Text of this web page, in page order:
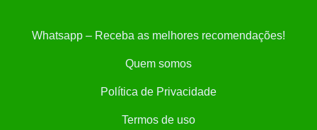
Whatsapp – Receba as melhores recomendações!
Quem somos
Política de Privacidade
Termos de uso